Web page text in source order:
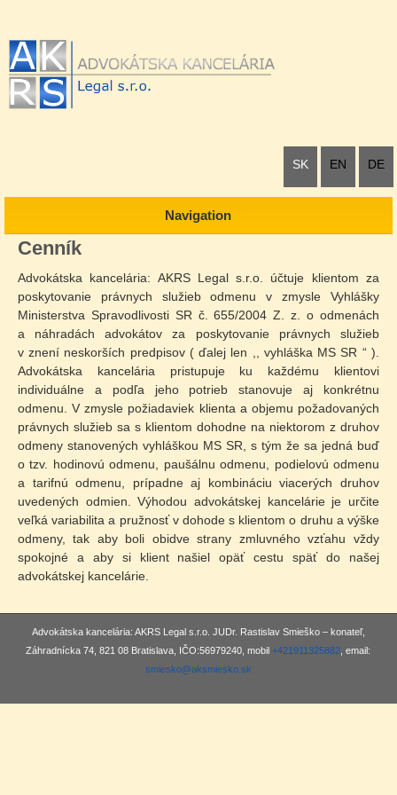
SK EN DE
Navigation
Cenník
Advokátska kancelária: AKRS Legal s.r.o. účtuje klientom za
poskytovanie právnych služieb odmenu v zmysle Vyhlášky
Ministerstva Spravodlivosti SR č. 655/2004 Z. z. o odmenách
a náhradách advokátov za poskytovanie právnych služieb
v znení neskorších predpisov ( ďalej len ,, vyhláška MS SR “ ).
Advokátska kancelária pristupuje ku každému klientovi
individuálne a podľa jeho potrieb stanovuje aj konkrétnu
odmenu. V zmysle požiadaviek klienta a objemu požadovaných
právnych služieb sa s klientom dohodne na niektorom z druhov
odmeny stanovených vyhláškou MS SR, s tým že sa jedná buď
o tzv. hodinovú odmenu, paušálnu odmenu, podielovú odmenu
a tarifnú odmenu, prípadne aj kombináciu viacerých druhov
uvedených odmien. Výhodou advokátskej kancelárie je určite
veľká variabilita a pružnosť v dohode s klientom o druhu a výške
odmeny, tak aby boli obidve strany zmluvného vzťahu vždy
spokojné a aby si klient našiel opäť cestu späť do našej
advokátskej kancelárie.
Advokátska kancelária: AKRS Legal s.r.o. JUDr. Rastislav Smieško – konateľ,
Záhradnícka 74, 821 08 Bratislava, IČO:56979240, mobil+421911325882 , email:
smiesko@aksmiesko.sk